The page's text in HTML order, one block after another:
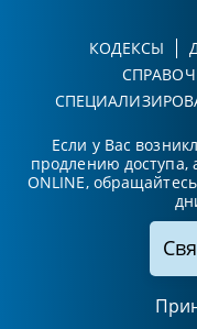
КОДЕКСЫ
Если у Вас
продлению доступа,
ONLINE,